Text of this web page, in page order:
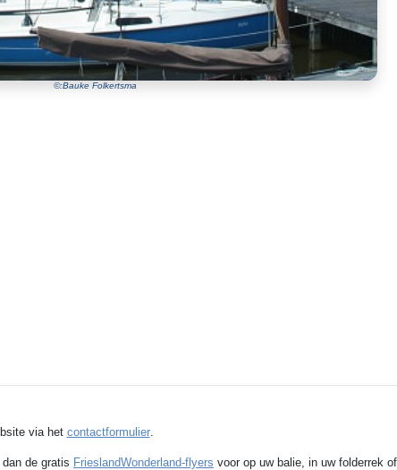
©:Bauke Folkertsma
via het contactformulier.
de gratis FrieslandWonderland-flyers voor op uw balie, in uw folderrek of